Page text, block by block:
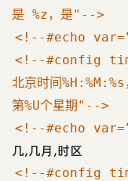
是 %z，是"-->
<!--#echo
<!--#config
北京时间
第%U个星期"-->
<!--#echo
几,几月,时区
<!--#config